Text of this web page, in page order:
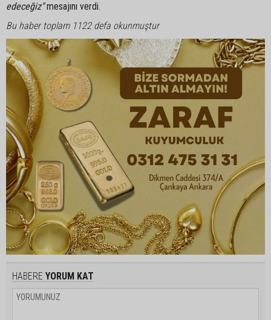
edeceğiz"mesajını verdi.
Bu haber toplam 1122 defa okunmuştur
HABERE YORUM KAT